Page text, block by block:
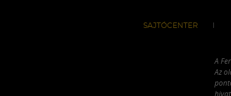
SAJTÓCENTER
A
Az